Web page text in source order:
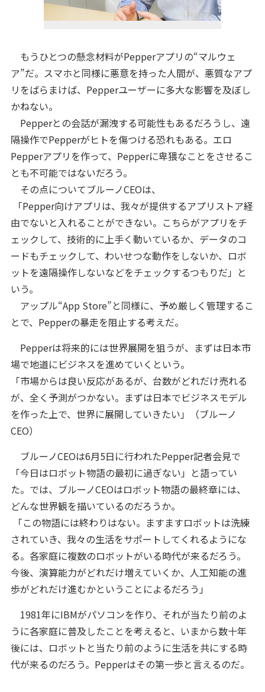
もうひとつの懸念材料がPepperアプリの“マルウェ
ア”だ。スマホと同様に悪意を持った人間が、悪質なアプ
リをばらまけば、Pepperユーザーに多大な影響を及ぼし
かねない。
Pepperとの会話が漏洩する可能性もあるだろうし、遠
隔操作でPepperがヒトを傷つける恐れもある。エロ
Pepperアプリを作って、Pepperに卑猥なことをさせるこ
とも不可能ではないだろう。
その点についてブルーノCEOは、
「Pepper向けアプリは、我々が提供するアプリストア経
由でないと入れることができない。こちらがアプリをチ
ェックして、技術的に上手く動いているか、データのコ
ードもチェックして、わいせつな動作をしないか、ロボ
ットを遠隔操作しないなどをチェックするつもりだ」と
いう。
アップル“App Store”と同様に、予め厳しく管理するこ
とで、Pepperの暴走を阻止する考えだ。
Pepperは将来的には世界展開を狙うが、まずは日本市
場で地道にビジネスを進めていくという。
「市場からは良い反応があるが、台数がどれだけ売れる
が、全く予測がつかない。まずは日本でビジネスモデル
を作った上で、世界に展開していきたい」（ブルーノ
CEO）
ブルーノCEOは6月5日に行われたPepper記者会見で
「今日はロボット物語の最初に過ぎない」と語ってい
た。では、ブルーノCEOはロボット物語の最終章には、
どんな世界観を描いているのだろうか。
「この物語には終わりはない。ますますロボットは洗練
されていき、我々の生活をサポートしてくれるようにな
る。各家庭に複数のロボットがいる時代が来るだろう。
今後、演算能力がどれだけ増えていくか、人工知能の進
歩がどれだけ進むかということによるだろう」
1981年にIBMがパソコンを作り、それが当たり前のよ
うに各家庭に普及したことを考えると、いまから数十年
後には、ロボットと当たり前のように生活を共にする時
代が来るのだろう。Pepperはその第一歩と言えるのだ。